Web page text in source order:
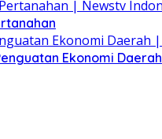
Ekonomi Daerah